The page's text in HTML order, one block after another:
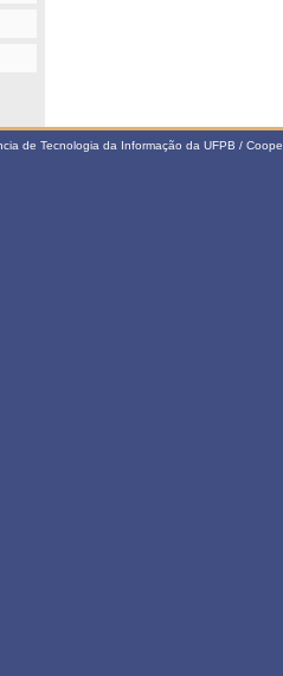
de Tecnologia da Informação da UFPB /